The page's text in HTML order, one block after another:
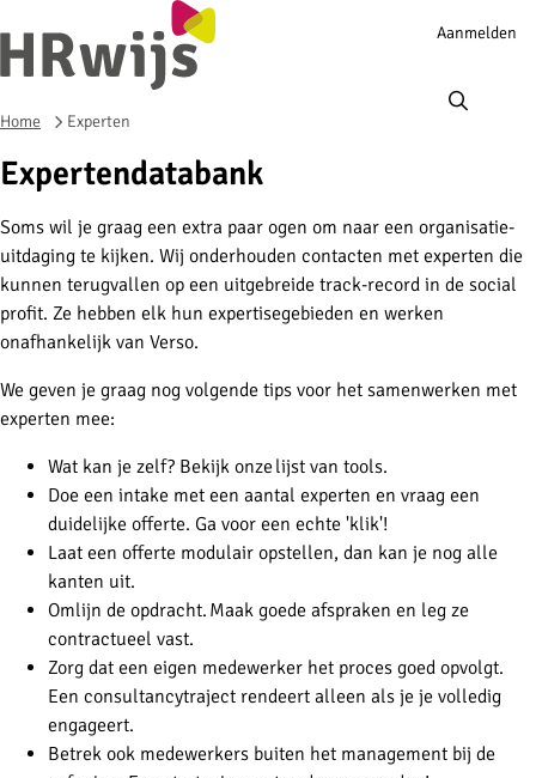
Account
Aanmelden
Home Experten
Expertendatabank
Soms wil je graag een extra paar ogen om naar een organisatie-
uitdaging te kijken. Wij onderhouden contacten met experten die
kunnen terugvallen op een uitgebreide track-record in de social
profit. Ze hebben elk hun expertisegebieden en werken
onafhankelijk van Verso.
We geven je graag nog volgende tips voor het samenwerken met
experten mee:
Wat kan je zelf? Bekijk onze lijst van tools.
Doe een intake met een aantal experten en vraag een
duidelijke offerte. Ga voor een echte 'klik'!
Laat een offerte modulair opstellen, dan kan je nog alle
kanten uit.
Omlijn de opdracht. Maak goede afspraken en leg ze
contractueel vast.
Zorg dat een eigen medewerker het proces goed opvolgt.
Een consultancytraject rendeert alleen als je je volledig
engageert.
Betrek ook medewerkers buiten het management bij de